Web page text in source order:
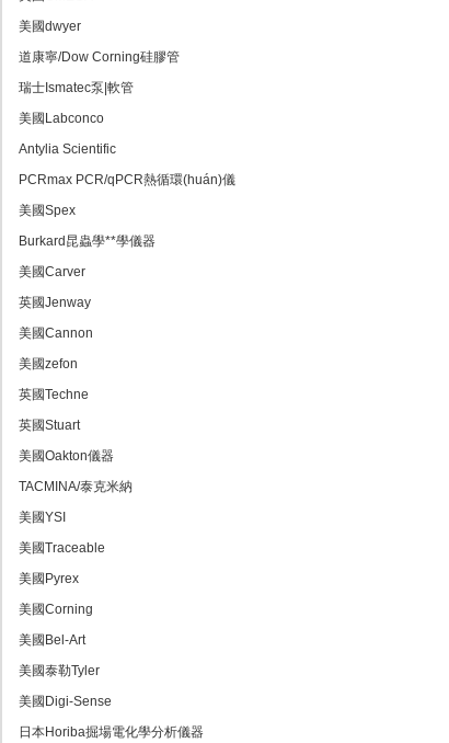
美國dwyer
道康寧/Dow Corning硅膠管
瑞士Ismatec泵|軟管
美國Labconco
Antylia Scientific
PCRmax PCR/qPCR熱循環(huán)儀
美國Spex
Burkard昆蟲學**學儀器
美國Carver
英國Jenway
美國Cannon
美國zefon
英國Techne
英國Stuart
美國Oakton儀器
TACMINA/泰克米納
美國YSI
美國Traceable
美國Pyrex
美國Corning
美國Bel-Art
美國泰勒Tyler
美國Digi-Sense
日本Horiba掘場電化學分析儀器